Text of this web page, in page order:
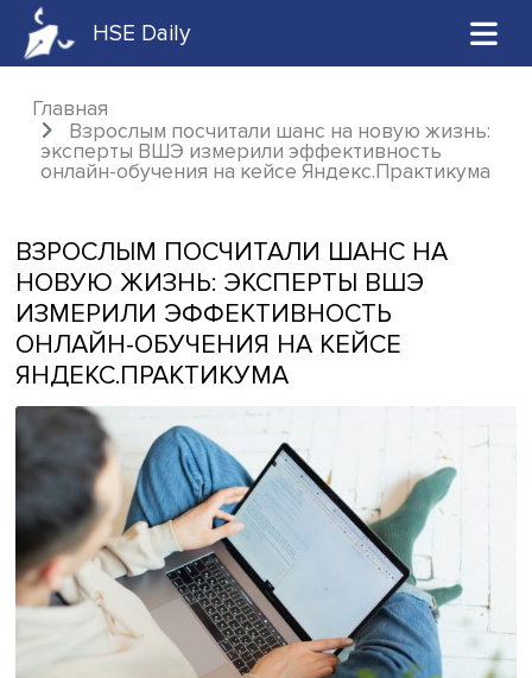
HSE Daily
Главная
Взрослым посчитали шанс на новую
эксперты ВШЭ измерили эффективность
ВЗРОСЛЫМ ПОСЧИТАЛИ ШАНС НА
НОВУЮ ЖИЗНЬ: ЭКСПЕРТЫ ВШЭ
ИЗМЕРИЛИ ЭФФЕКТИВНОСТЬ
ОНЛАЙН-ОБУЧЕНИЯ НА КЕЙСЕ
ЯНДЕКС.ПРАКТИКУМА